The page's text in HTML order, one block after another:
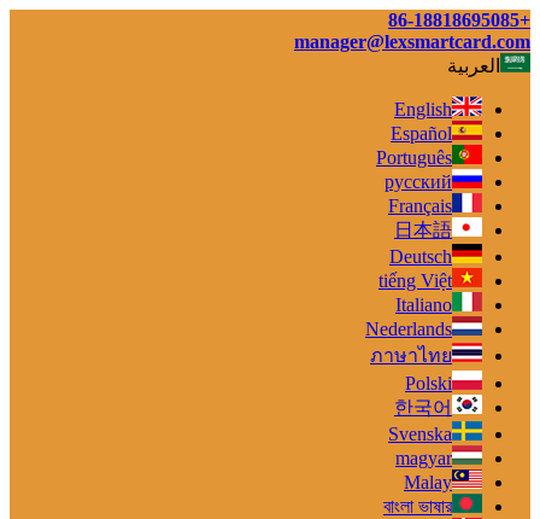
+86-18818695085
manager@lexsmartcard.com
العربية
English
Español
Português
русский
Français
日本語
Deutsch
tiếng Việt
Italiano
Nederlands
ภาษาไทย
Polski
한국어
Svenska
magyar
Malay
বাংলা ভাষার